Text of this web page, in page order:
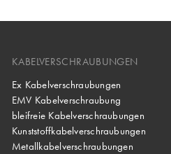
KABELVERSCHRAUBUNGEN
Ex Kabelverschraubungen
EMV Kabelverschraubung
bleifreie Kabelverschraubungen
Kunststoffkabelverschraubungen
Metallkabelverschraubungen